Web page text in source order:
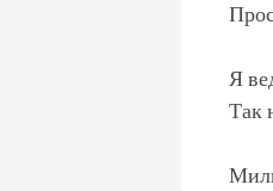
Я
Так